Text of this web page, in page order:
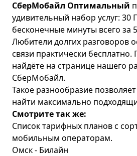
СберМобайл Оптимальный
удивительный набор услуг: 30
бесконечные минуты всего за
Любители долгих разговоров
связи практически
найдёте на странице нашего
СберМобайл.
Такое разнообразие
найти максимально
Смотрите так же:
Список тарифных планов с
мобильным операторам.
Омск - Билайн